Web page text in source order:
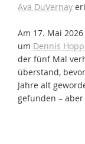
Ava DuVernay
Am 17. Mai
um Dennis
der fünf Mal
überstand,
Jahre alt
gefunden –